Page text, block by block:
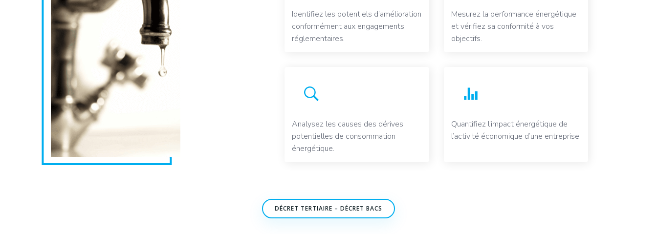
Identifiez les potentiels d’amélioration
conformément aux engagements
réglementaires.
Mesurez la performance énergétique
et vérifiez sa conformité à vos
objectifs.
Analysez les causes des dérives
potentielles de consommation
énergétique.
Quantifiez l’impact énergétique de
l’activité économique d’une entreprise.
DÉCRET TERTIAIRE – DÉCRET BACS